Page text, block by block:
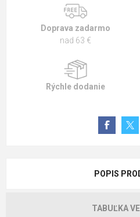
Doprava zadarmo
nad 63 €
Rýchle dodanie
POPIS
TABUĽKA